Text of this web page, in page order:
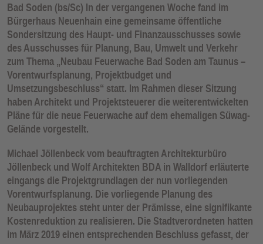
Bad Soden (bs/Sc) In der vergangenen Woche fand im
Bürgerhaus Neuenhain eine gemeinsame öffentliche
Sondersitzung des Haupt- und Finanzausschusses sowie
des Ausschusses für Planung, Bau, Umwelt und Verkehr
zum Thema „Neubau Feuerwache Bad Soden am Taunus –
Vorentwurfsplanung, Projektbudget und
Umsetzungsbeschluss“ statt. Im Rahmen dieser Sitzung
haben Architekt und Projektsteuerer die weiterentwickelten
Pläne für die neue Feuerwache auf dem ehemaligen Süwag-
Gelände vorgestellt.
Michael Jöllenbeck vom beauftragten Architekturbüro
Jöllenbeck und Wolf Architekten BDA in Walldorf erläuterte
eingangs die Projektgrundlagen der nun vorliegenden
Vorentwurfsplanung. Die vorliegende Planung des
Neubauprojektes steht unter der Prämisse, eine signifikante
Kostenreduktion zu realisieren. Die Stadtverordneten hatten
im März 2019 einen entsprechenden Beschluss gefasst, der